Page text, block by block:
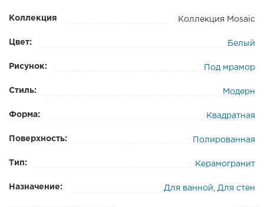
Коллекция Коллекция Mosaic
Цвет: Белый
Рисунок: Под мрамор
Стиль: Модерн
Форма: Квадратная
Поверхность: Полированная
Тип: Керамогранит
Назначение: Для ванной Для стен